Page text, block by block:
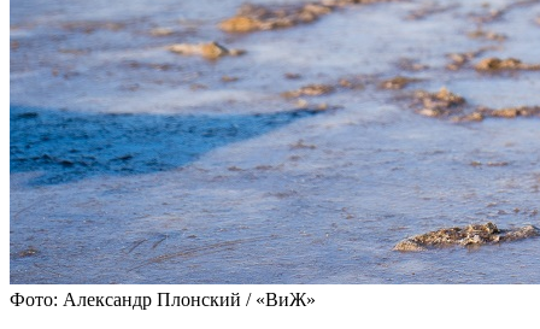
Фото: Александр Плонский / «ВиЖ»